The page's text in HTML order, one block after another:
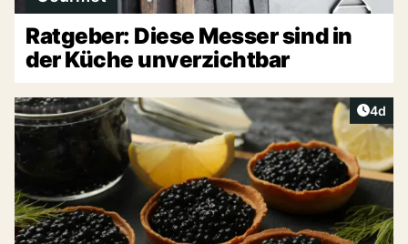
Ratgeber: Diese Messer sind in
der Küche unverzichtbar
4d